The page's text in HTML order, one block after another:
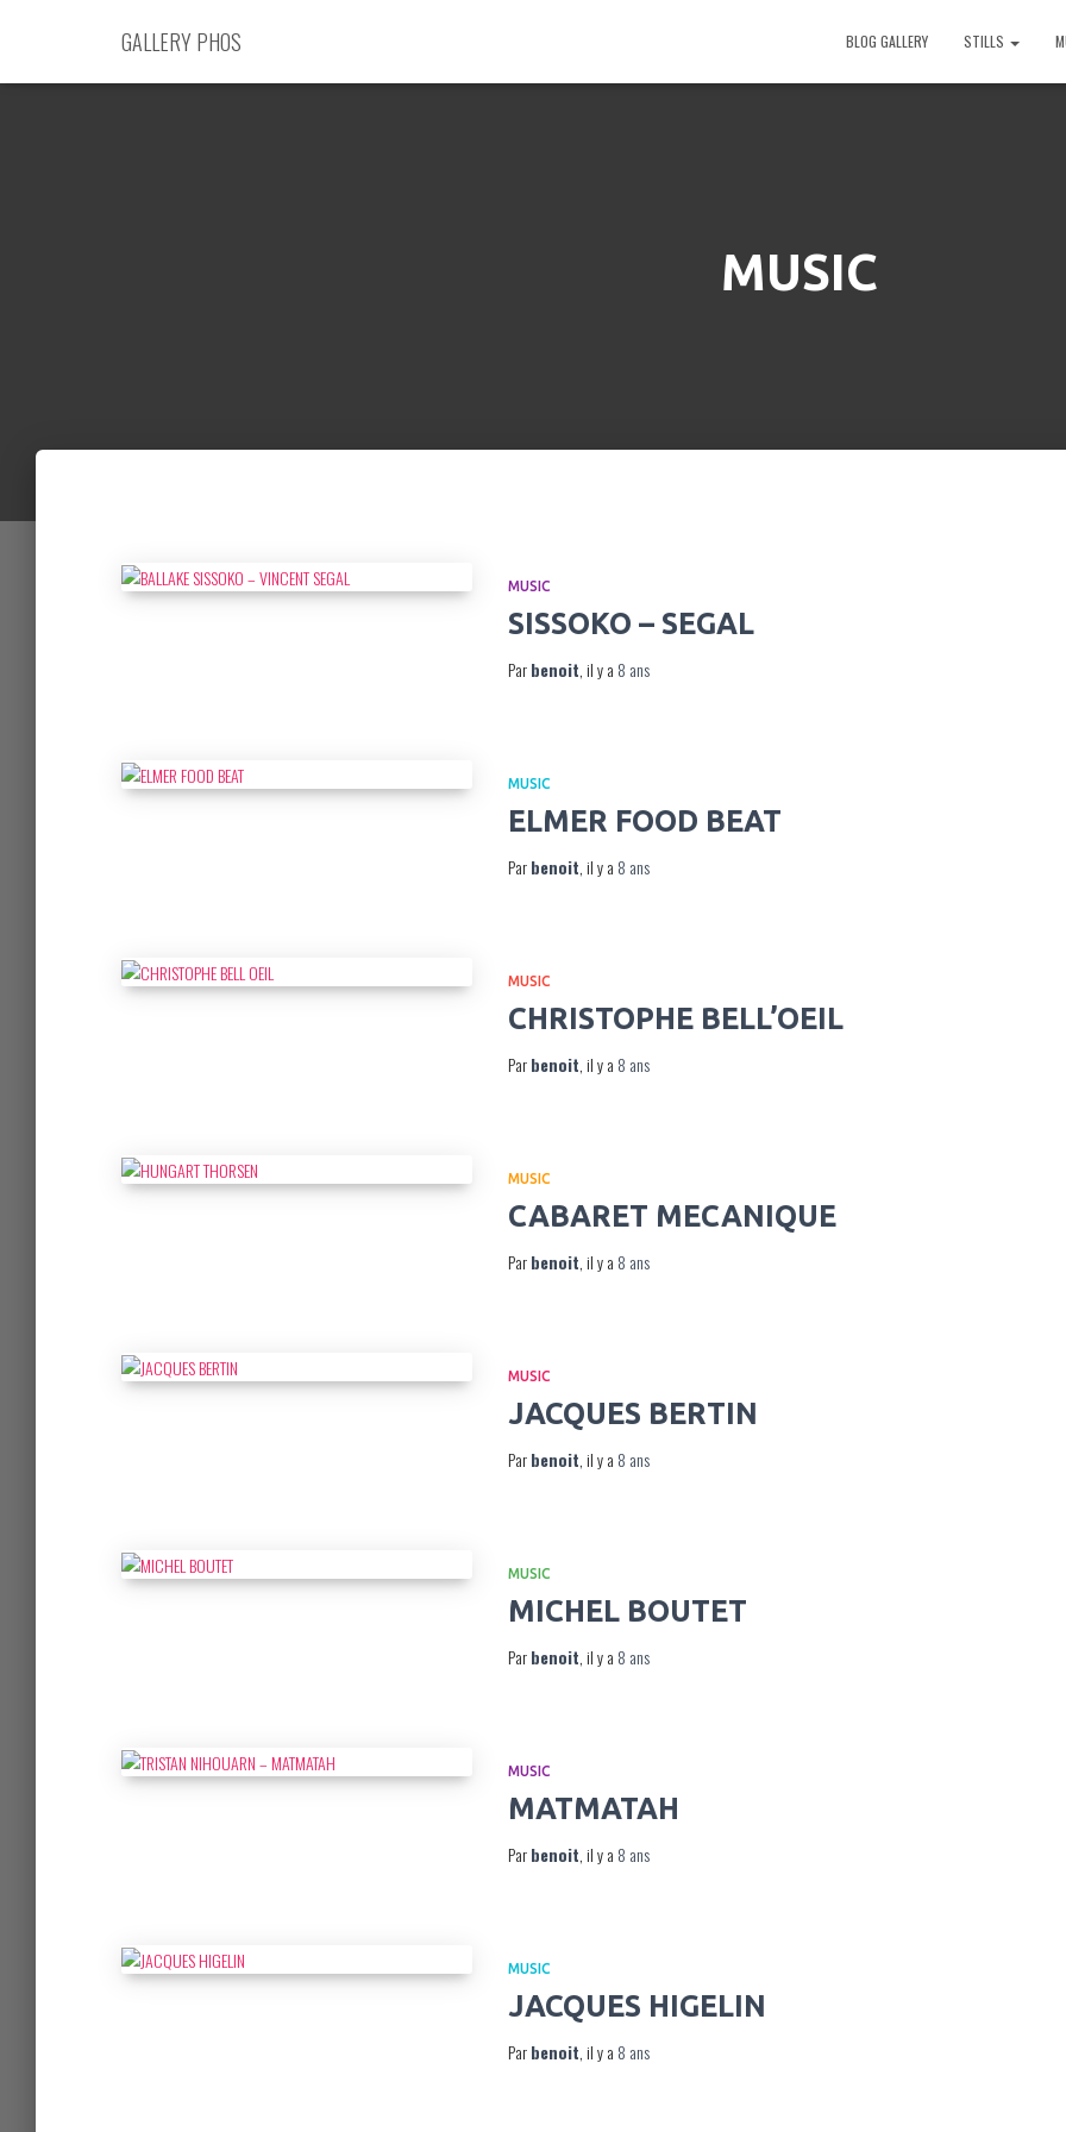
GALLERY PHOS BLOG GALLERY STILLS
MUSIC
MUSIC
SISSOKO – SEGAL
Parbenoit, il y a 8 ans
MUSIC
ELMER FOOD BEAT
Parbenoit, il y a 8 ans
MUSIC
CHRISTOPHE BELL’OEIL
Parbenoit, il y a 8 ans
MUSIC
CABARET MECANIQUE
Parbenoit, il y a 8 ans
MUSIC
JACQUES BERTIN
Parbenoit, il y a 8 ans
MUSIC
MICHEL BOUTET
Parbenoit, il y a 8 ans
MUSIC
MATMATAH
Parbenoit, il y a 8 ans
MUSIC
JACQUES HIGELIN
Parbenoit, il y a 8 ans